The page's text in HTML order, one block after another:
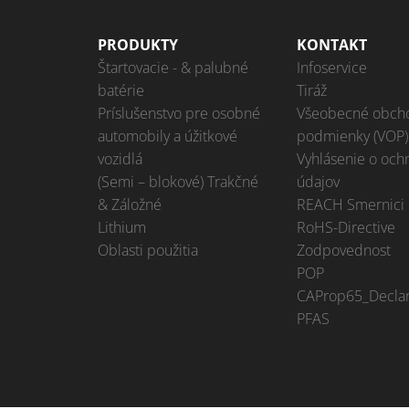
PRODUKTY
Štartovacie - & palubné
batérie
Príslušenstvo pre osobné
automobily a úžitkové
vozidlá
(Semi – blokové) Trakčné
& Záložné
Lithium
Oblasti použitia
KONTAKT
Infoservice
Tiráž
Všeobecné
podmienky (VOP)
Vyhlásenie o
údajov
REACH Smernici
RoHS-Directive
Zodpovednost
POP
PFAS